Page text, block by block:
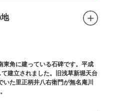
東角に建っている石碑です。平成
建立されました。旧浅草新堀天台
た里正柄井八右衛門が無名庵川